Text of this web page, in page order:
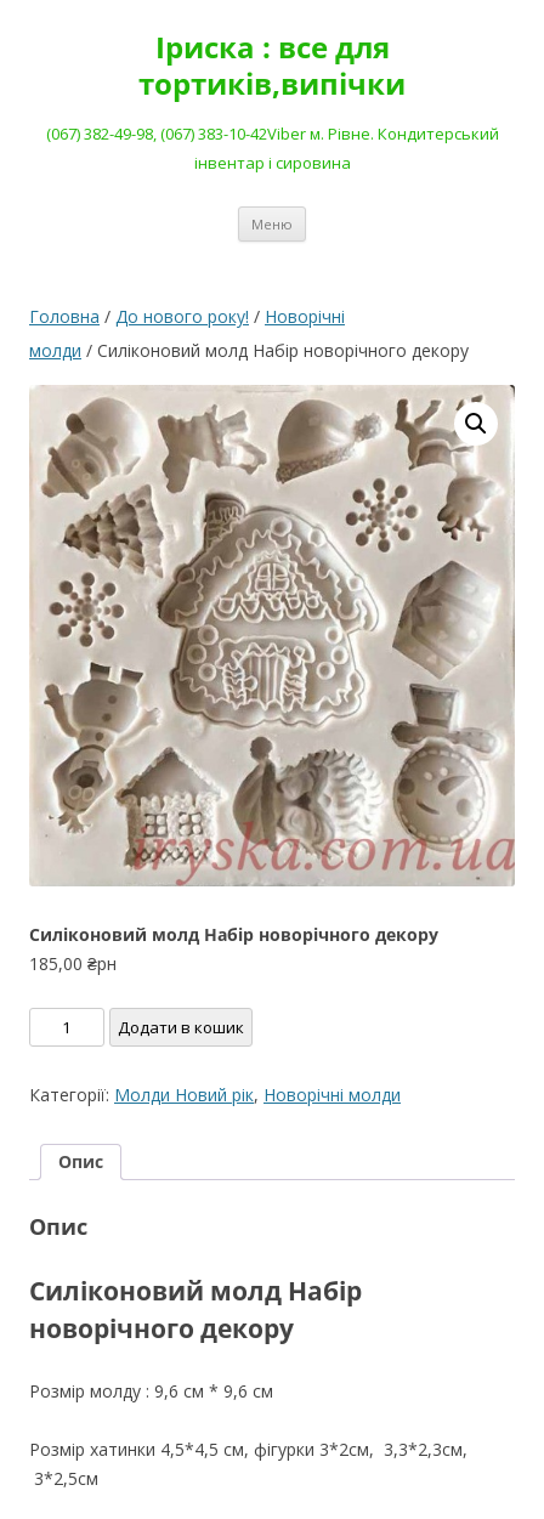
Іриска : все для
тортиків,випічки
(067) 382-49-98, (067) 383-10-42Viber м. Рівне. Кондитерський
інвентар і сировина
Меню
Головна / До нового року! / Новорічні
молди / Силіконовий молд Набір новорічного декору
Силіконовий молд Набір новорічного декору
185,00 ₴рн
Силіконовий
молд
новорічного
кількість
Додати в кошик
Категорії: Молди Новий рік, Новорічні молди
Опис
Опис
Силіконовий молд Набір
новорічного декору
Розмір молду : 9,6 см * 9,6 см
Розмір хатинки 4,5*4,5 см, фігурки 3*2см, 3,3*2,3см,
3*2,5см